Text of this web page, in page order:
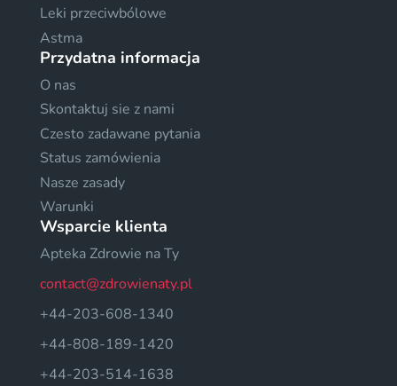
Leki przeciwbólowe
Astma
Przydatna informacja
O nas
Skontaktuj sie z nami
Czesto zadawane pytania
Status zamówienia
Nasze zasady
Warunki
Wsparcie klienta
Apteka Zdrowie na Ty
contact@zdrowienaty.pl
+44-203-608-1340
+44-808-189-1420
+44-203-514-1638